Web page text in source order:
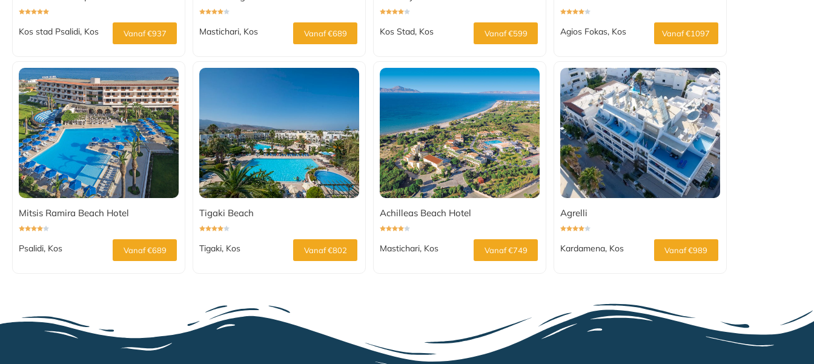
Kos stad Psalidi, Kos Vanaf €937 Mastichari, Kos Vanaf €689 Kos Stad, Kos Vanaf €599 Agios Fokas, Kos Vanaf €1097
Mitsis Ramira Beach Hotel
Psalidi, Kos Vanaf €689
Tigaki Beach
Tigaki, Kos Vanaf €802
Achilleas Beach Hotel
Mastichari, Kos Vanaf €749
Agrelli
Kardamena, Kos Vanaf €989